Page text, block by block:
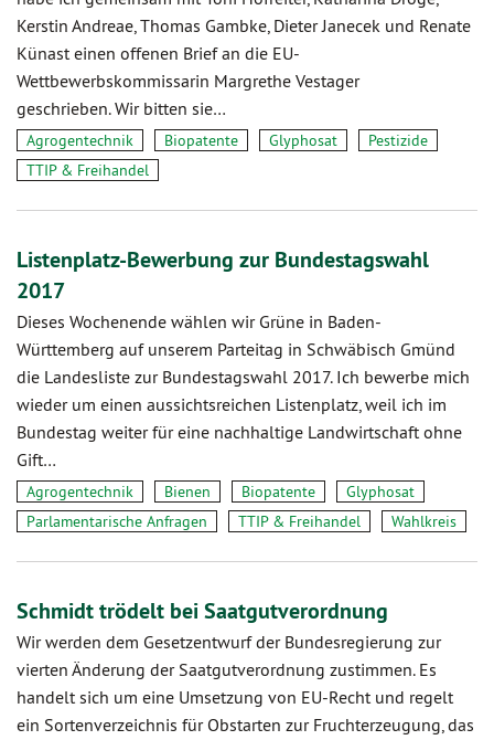
Kerstin Andreae, Thomas Gambke, Dieter Janecek und Renate
Künast einen offenen Brief an die EU-
Wettbewerbskommissarin Margrethe Vestager
geschrieben. Wir bitten sie…
Agrogentechnik Biopatente Glyphosat
Pestizide
TTIP & Freihandel
Listenplatz-Bewerbung zur Bundestagswahl
2017
Dieses Wochenende wählen wir Grüne in Baden-
Württemberg auf unserem Parteitag in Schwäbisch Gmünd
die Landesliste zur Bundestagswahl 2017. Ich bewerbe mich
wieder um einen aussichtsreichen Listenplatz, weil ich im
Bundestag weiter für eine nachhaltige Landwirtschaft ohne
Gift…
Agrogentechnik Bienen Biopatente
Glyphosat
Parlamentarische Anfragen
TTIP & Freihandel Wahlkreis
Schmidt trödelt bei Saatgutverordnung
Wir werden dem Gesetzentwurf der Bundesregierung zur
vierten Änderung der Saatgutverordnung zustimmen. Es
handelt sich um eine Umsetzung von EU-Recht und regelt
ein Sortenverzeichnis für Obstarten zur Fruchterzeugung, das